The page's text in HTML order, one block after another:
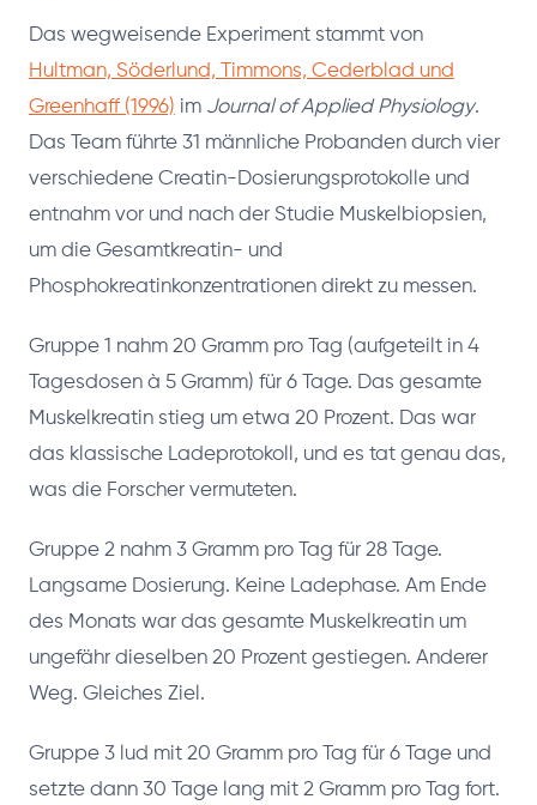
Das wegweisende Experiment stammt von
Hultman, Söderlund, Timmons, Cederblad und
Greenhaff (1996) im Journal of Applied Physiology.
Das Team führte 31 männliche Probanden durch vier
verschiedene Creatin-Dosierungsprotokolle und
entnahm vor und nach der Studie Muskelbiopsien,
um die Gesamtkreatin- und
Phosphokreatinkonzentrationen direkt zu messen.
Gruppe 1 nahm 20 Gramm pro Tag (aufgeteilt in 4
Tagesdosen à 5 Gramm) für 6 Tage. Das gesamte
Muskelkreatin stieg um etwa 20 Prozent. Das war
das klassische Ladeprotokoll, und es tat genau das,
was die Forscher vermuteten.
Gruppe 2 nahm 3 Gramm pro Tag für 28 Tage.
Langsame Dosierung. Keine Ladephase. Am Ende
des Monats war das gesamte Muskelkreatin um
ungefähr dieselben 20 Prozent gestiegen. Anderer
Weg. Gleiches Ziel.
Gruppe 3 lud mit 20 Gramm pro Tag für 6 Tage und
setzte dann 30 Tage lang mit 2 Gramm pro Tag fort.